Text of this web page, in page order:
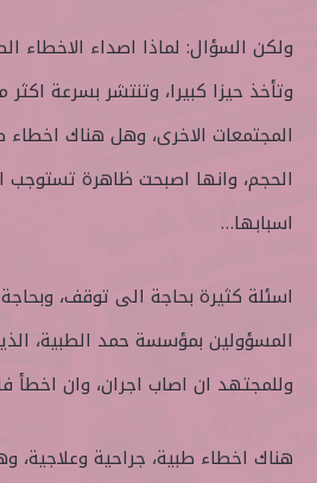
ولكن السؤال: لماذا اصداء الاخطاء
وتأخذ حيزا كبيرا، وتنتشر بسرعة
المجتمعات الاخرى، وهل هناك اخطاء
الحجم، وانها اصبحت ظاهرة تستوجب
اسبابها…
اسئلة كثيرة بحاجة الى توقف،
المسؤولين بمؤسسة حمد الطبية،
وللمجتهد ان اصاب اجران، وان اخطأ
هناك اخطاء طبية، جراحية وعلاجية،